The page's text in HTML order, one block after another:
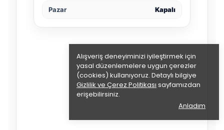
Alışveriş deneyiminizi iyileştirmek için
yasal düzenlemelere uygun çerezler
(cookies) kullanıyoruz. Detaylı bilgiye
Gizlilik ve Çerez Politikası sayfamızdan
erişebilirsiniz.
Anladım
Pazar Kapalı